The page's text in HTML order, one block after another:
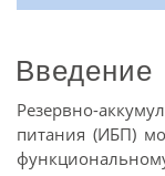
Введение
Резервно-
питания (ИБП)